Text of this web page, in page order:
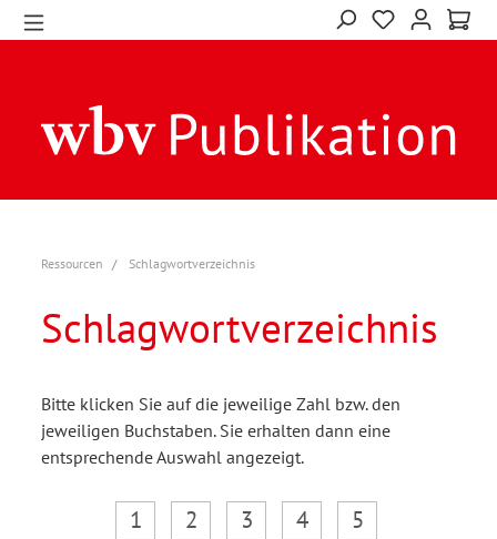
Ressourcen Schlagwortverzeichnis
Schlagwortverzeichnis
Bitte klicken Sie auf die jeweilige Zahl bzw. den
jeweiligen Buchstaben. Sie erhalten dann eine
entsprechende Auswahl angezeigt.
1 2 3 4
5